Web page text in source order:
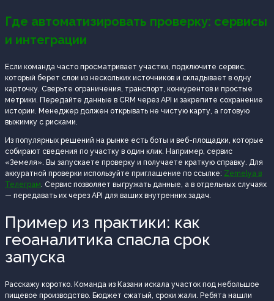
Где автоматизировать проверку: сервисы
и интеграции
Если команда часто просматривает участки, подключите сервис,
который берет слои из нескольких источников и складывает в одну
карточку. Сверьте ограничения, транспорт, конкурентов и простые
метрики. Передайте данные в CRM через API и закрепите сохранение
истории. Менеджер должен открывать не чистую карту, а готовую
выжимку с рисками.
Из популярных решений на рынке есть боты и веб-площадки, которые
собирают сведения по участку в один клик. Например, сервис
«Земеля». Вы запускаете проверку и получаете краткую справку. Для
аккуратной проверки используйте приглашение по ссылке: Zemelya в
Телеграм . Сервис позволяет выгружать данные, а в отдельных случаях
— передавать их через API для ваших внутренних задач.
Пример из практики: как
геоаналитика спасла срок
запуска
Расскажу коротко. Команда из Казани искала участок под небольшое
пищевое производство. Бюджет сжатый, сроки жали. Ребята нашли